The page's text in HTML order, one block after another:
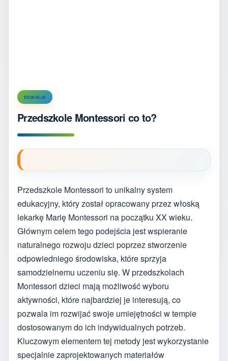
EDUKACJA
Przedszkole Montessori co to?
Przedszkole Montessori to unikalny system
edukacyjny, który został opracowany przez włoską
lekarkę Marię Montessori na początku XX wieku.
Głównym celem tego podejścia jest wspieranie
naturalnego rozwoju dzieci poprzez stworzenie
odpowiedniego środowiska, które sprzyja
samodzielnemu uczeniu się. W przedszkolach
Montessori dzieci mają możliwość wyboru
aktywności, które najbardziej je interesują, co
pozwala im rozwijać swoje umiejętności w tempie
dostosowanym do ich indywidualnych potrzeb.
Kluczowym elementem tej metody jest wykorzystanie
specjalnie zaprojektowanych materiałów